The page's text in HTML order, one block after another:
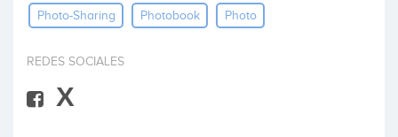
Invertir
Photo-Sharing Photobook Photo
REDES SOCIALES
X